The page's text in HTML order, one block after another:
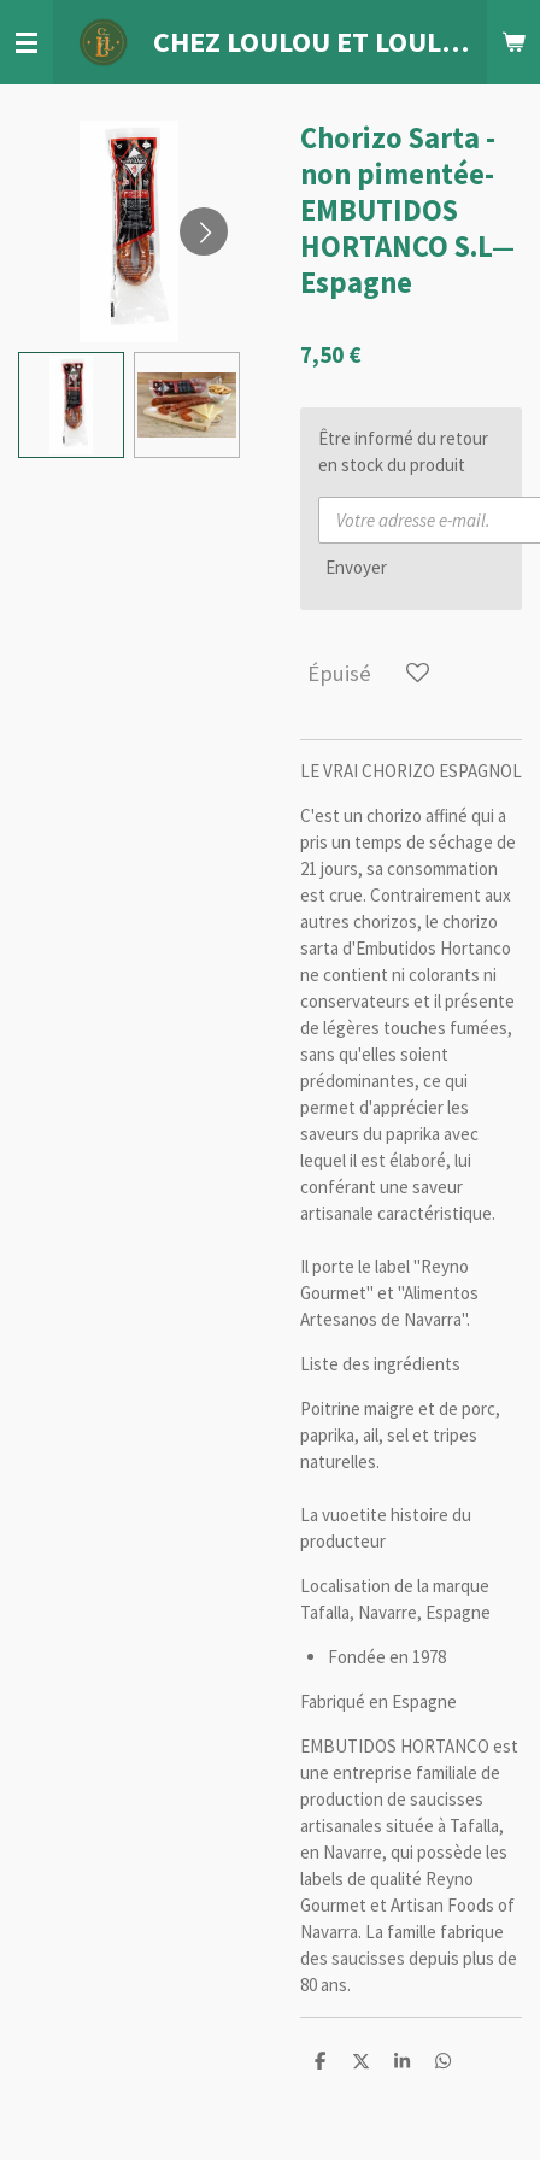
au
CHEZ LOULOU ET LOULETTE
Chorizo Sarta -
non pimentée-
EMBUTIDOS
HORTANCO S.L—
Espagne
7,50 €
Être informé du retour
en stock du produit
Envoyer
Épuisé
LE VRAI CHORIZO ESPAGNOL
C'est un chorizo ​​affiné qui a
pris un temps de séchage de
21 jours, sa consommation
est crue. Contrairement aux
autres chorizos, le chorizo ​​
sarta d'Embutidos Hortanco
ne contient ni colorants ni
conservateurs et il présente
de légères touches fumées,
sans qu'elles soient
prédominantes, ce qui
permet d'apprécier les
saveurs du paprika avec
lequel il est élaboré, lui
conférant une saveur
artisanale caractéristique.
Il porte le label "Reyno
Gourmet" et "Alimentos
Artesanos de Navarra".
Liste des ingrédients
Poitrine maigre et de porc,
paprika, ail, sel et tripes
naturelles.
La vuoetite histoire du
producteur
Localisation de la marque
Tafalla, Navarre, Espagne
Fondée en 1978
Fabriqué en Espagne
EMBUTIDOS HORTANCO est
une entreprise familiale de
production de saucisses
artisanales située à Tafalla,
en Navarre, qui possède les
labels de qualité Reyno
Gourmet et Artisan Foods of
Navarra. La famille fabrique
des saucisses depuis plus de
80 ans.
P
P
P
P